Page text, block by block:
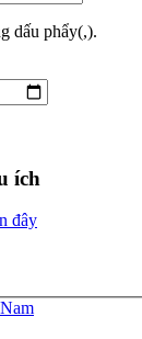
dấu phẩy(,).
ích
đây